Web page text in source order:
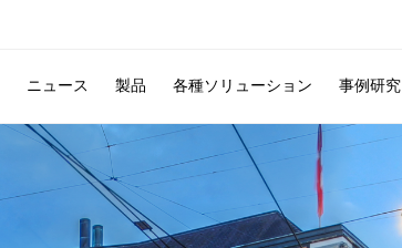
ニュース 製品 各種ソリューション 事例研究